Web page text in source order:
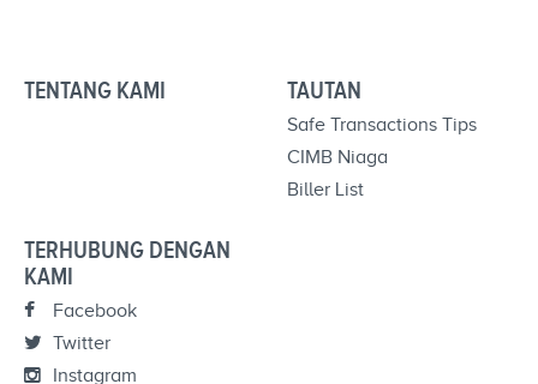
TENTANG KAMI TAUTAN
Safe Transactions Tips
CIMB Niaga
Biller List
TERHUBUNG DENGAN
KAMI
Facebook
Twitter
Instagram